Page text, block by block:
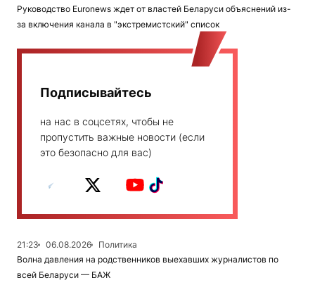
Руководство Euronews ждет от властей Беларуси объяснений из-
за включения канала в "экстремистский" список
Подписывайтесь
на нас в соцсетях, чтобы не
пропустить важные новости (если
это безопасно для вас)
21:23 06.08.2026
Политика
Волна давления на родственников выехавших журналистов по
всей Беларуси — БАЖ